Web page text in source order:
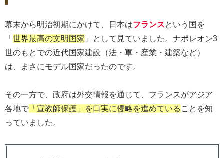
幕末から明治初期にかけて、日本はフランスという国を
「 世界最高の文明国家 」として見ていました。ナポレオン3
世のもとでの近代国家建設（法・軍・産業・建築など）
は、まさにモデル国家だったのです。
その一方で、政府は外交情報を通じて、フランスがアジア
各地で 「宣教師保護」を口実に侵略を進めている ことを知
っていました。